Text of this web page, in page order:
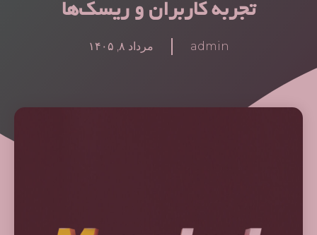
تجربه کاربران و ریسک‌ها
admin مرداد ۸, ۱۴۰۵